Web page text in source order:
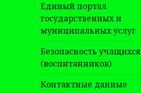
Единый портал
государственных и
муниципальных услуг
Безопасность учащихся
(воспитанников)
Контактные данные